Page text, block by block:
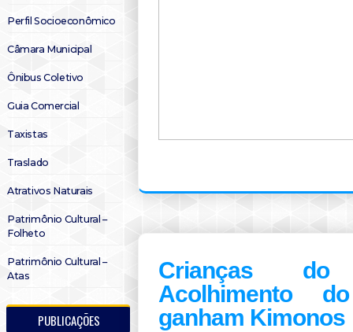
Perfil Socioeconômico
Câmara Municipal
Ônibus Coletivo
Guia Comercial
Taxistas
Traslado
Atrativos Naturais
Patrimônio Cultural –
Folheto
Patrimônio Cultural –
Atas
PUBLICAÇÕES
Crianças
Acolhimento
ganham Kimonos